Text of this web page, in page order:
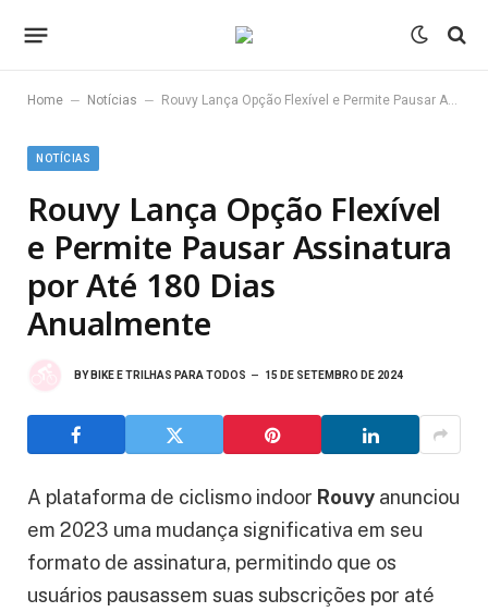
Home – Notícias – Rouvy Lança Opção Flexível e Permite Pausar Assinatura por Até 180 Dias Anualmente
NOTÍCIAS
Rouvy Lança Opção Flexível
e Permite Pausar Assinatura
por Até 180 Dias
Anualmente
BY BIKE E TRILHAS PARA TODOS 15 DE SETEMBRO DE 2024
A plataforma de ciclismo indoor Rouvy anunciou
em 2023 uma mudança significativa em seu
formato de assinatura, permitindo que os
usuários pausassem suas subscrições por até